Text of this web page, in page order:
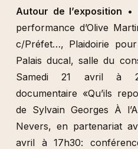
1/37
Autour de l’exposition
•
performance d’Olive